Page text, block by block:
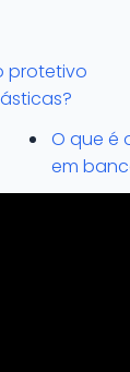
protetivo
O que é
em